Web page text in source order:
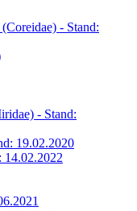
- Stand:
- Stand:
19.02.2020
14.02.2022